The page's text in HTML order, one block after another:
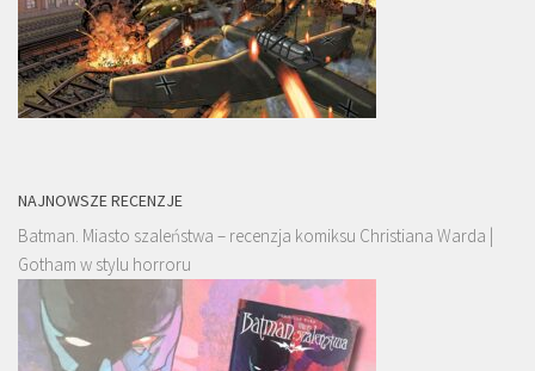
NAJNOWSZE RECENZJE
Batman. Miasto szaleństwa – recenzja komiksu Christiana Warda |
Gotham w stylu horroru